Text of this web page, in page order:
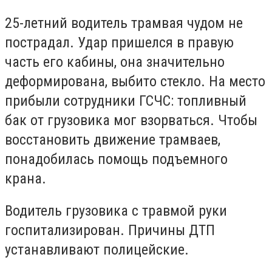
25-летний водитель трамвая чудом не
пострадал. Удар пришелся в правую
часть его кабины, она значительно
деформирована, выбито стекло. На место
прибыли сотрудники ГСЧС: топливный
бак от грузовика мог взорваться. Чтобы
восстановить движение трамваев,
понадобилась помощь подъемного
крана.
Водитель грузовика с травмой руки
госпитализирован. Причины ДТП
устанавливают полицейские.